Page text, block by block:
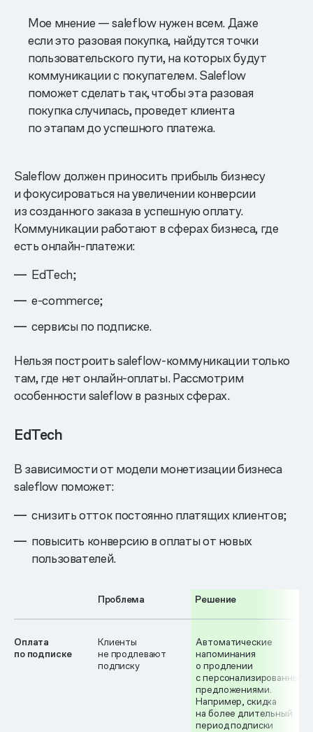
Мое мнение — saleflow нужен всем. Даже
если это разовая покупка, найдутся точки
пользовательского пути, на которых будут
коммуникации с покупателем. Saleflow
поможет сделать так, чтобы эта разовая
покупка случилась, проведет клиента
по этапам до успешного платежа.
Saleflow должен приносить прибыль бизнесу
и фокусироваться на увеличении конверсии
из созданного заказа в успешную оплату.
Коммуникации работают в сферах бизнеса, где
есть онлайн-платежи:
EdTech;
e-commerce;
сервисы по подписке.
Нельзя построить saleflow-коммуникации только
там, где нет онлайн-оплаты. Рассмотрим
особенности saleflow в разных сферах.
EdTech
В зависимости от модели монетизации бизнеса
saleflow поможет:
снизить отток постоянно платящих клиентов;
повысить конверсию в оплаты от новых
пользователей.
Проблема Решение
Оплата
по подписке
Клиенты
не продлевают
подписку
Автоматические
напоминания
о продлении
с персонализированными
предложениями.
Например, скидка
на более длительный
период подписки